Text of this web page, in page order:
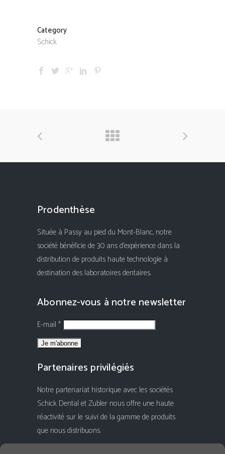
Category
Schick
Prodenthèse
Située à Passy au pied du Mont-Blanc, notre
société bénéficie de 30 ans d'expérience dans la
distribution de produits haute technologie à
destination des laboratoires dentaires.
Abonnez-vous à notre newsletter
E-mail *
Partenaires privilégiés
Notre partenariat historique avec les sociétés
Schick Dental et Zubler nous offre une haute
réactivité sur le suivi de la gamme de produits
que nous distribuons.